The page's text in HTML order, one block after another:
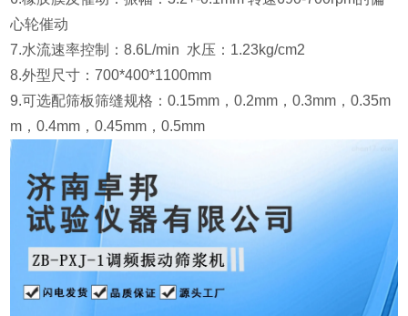
心轮催动
7.水流速率控制：8.6L/min 水压：1.23kg/cm2
8.外型尺寸：700*400*1100mm
9.可选配筛板筛缝规格：0.15mm，0.2mm，0.3mm，0.35m
m，0.4mm，0.45mm，0.5mm